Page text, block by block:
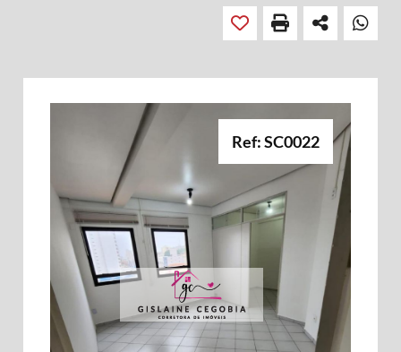
Ref: SC0022